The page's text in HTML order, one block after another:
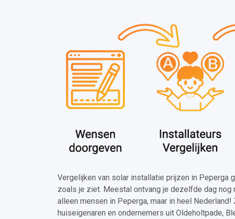
Vergelijken van solar installatie prijzen in Peperga
zoals je ziet. Meestal ontvang je dezelfde dag nog
alleen mensen in Peperga, maar in heel Nederland!
huiseigenaren en ondernemers uit Oldeholtpade,